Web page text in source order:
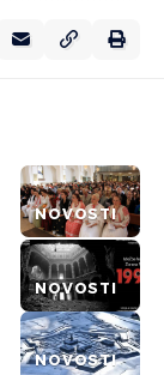
NOVOSTI
NOVOSTI
NOVOSTI